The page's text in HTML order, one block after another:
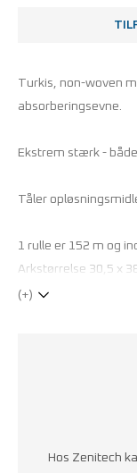
Turkis, non-woven
absorberingsevne.
Ekstrem stærk -
Tåler
1 rulle er 152 m og
Arkstørrelse 30,5 x
(+)
Hos Zenitech